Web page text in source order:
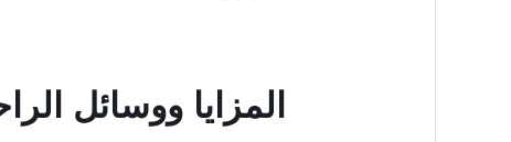
المزايا ووسائل